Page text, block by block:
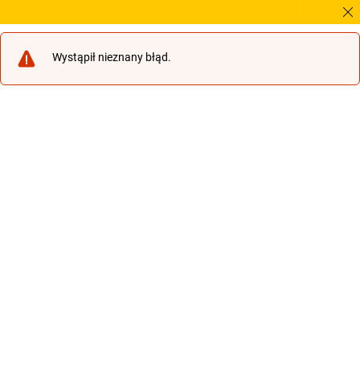
Wystąpił nieznany błąd.